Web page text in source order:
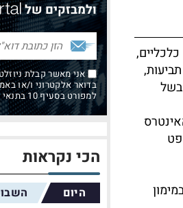
בשל
ולמבזקים של
אני מאשר קבלת
בדואר אלקטרוני ו/או
למפורט בסעיף 10 בתנאי השימוש
הכי נקראות
היום